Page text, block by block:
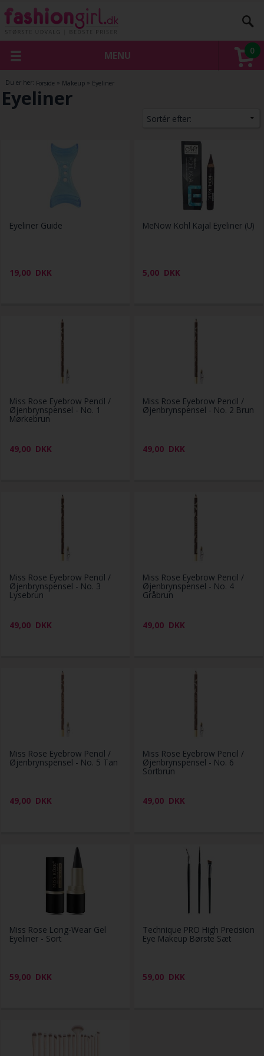
0
MENU
Du er her: Forside » Makeup » Eyeliner
Eyeliner
Eyeliner Guide
19,00 DKK
MeNow Kohl Kajal Eyeliner (U)
5,00 DKK
Miss Rose Eyebrow Pencil /
Øjenbrynspensel - No. 1
Mørkebrun
49,00 DKK
Miss Rose Eyebrow Pencil /
Øjenbrynspensel - No. 2 Brun
49,00 DKK
Miss Rose Eyebrow Pencil /
Øjenbrynspensel - No. 3
Lysebrun
49,00 DKK
Miss Rose Eyebrow Pencil /
Øjenbrynspensel - No. 4
Gråbrun
49,00 DKK
Miss Rose Eyebrow Pencil /
Øjenbrynspensel - No. 5 Tan
49,00 DKK
Miss Rose Eyebrow Pencil /
Øjenbrynspensel - No. 6
Sortbrun
49,00 DKK
Miss Rose Long-Wear Gel
Eyeliner - Sort
59,00 DKK
Technique PRO High Precision
Eye Makeup Børste Sæt
59,00 DKK